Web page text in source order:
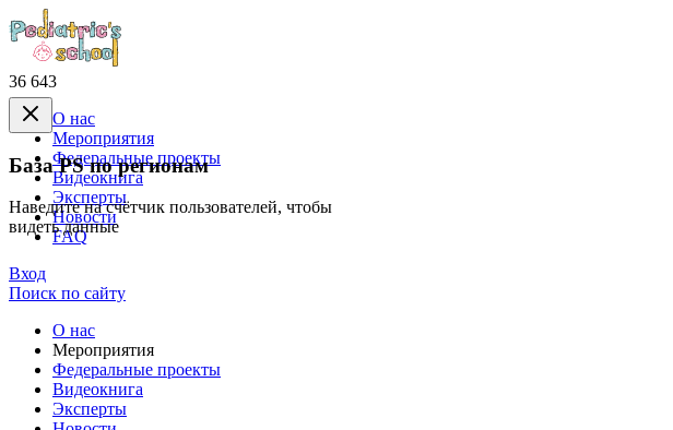
36 643
База PS по регионам
Наведите на счётчик пользователей, чтобы
видеть данные
О нас
Mероприятия
Федеральные проекты
Видеокнига
Эксперты
Новости
FAQ
Вход
Поиск по сайту
О нас
Mероприятия
Федеральные проекты
Видеокнига
Эксперты